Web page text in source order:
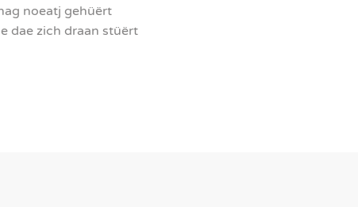
noeatj gehüërt
dae zich draan stüërt